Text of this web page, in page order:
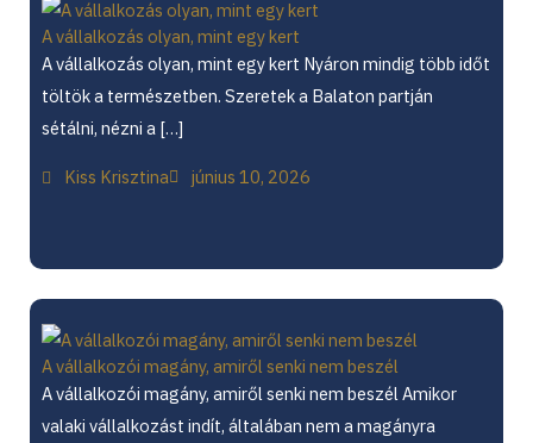
A vállalkozás olyan, mint egy kert
A vállalkozás olyan, mint egy kert Nyáron mindig több időt
töltök a természetben. Szeretek a Balaton partján
sétálni, nézni a […]
Kiss Krisztina június 10, 2026
A vállalkozói magány, amiről senki nem beszél
A vállalkozói magány, amiről senki nem beszél Amikor
valaki vállalkozást indít, általában nem a magányra